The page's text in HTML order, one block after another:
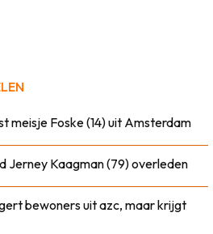
meisje Foske (14) uit Amsterdam
Jerney Kaagman (79) overleden
bewoners uit azc, maar krijgt